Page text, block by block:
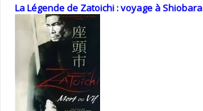
La Légende de Zatoichi : voyage à Shiobara